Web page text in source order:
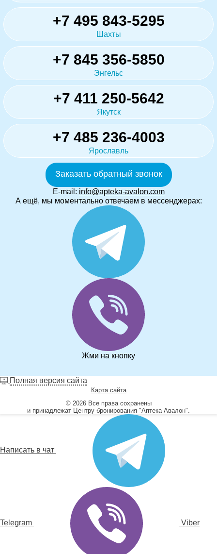
+7 495 843-5295
Шахты
+7 845 356-5850
Энгельс
+7 411 250-5642
Якутск
+7 485 236-4003
Ярославль
Заказать обратный звонок
E-mail: info@apteka-avalon.com
А ещё, мы моментально отвечаем в мессенджерах:
Жми на кнопку
Полная версия сайта
Карта сайта
© 2026 Все права сохранены
и принадлежат Центру бронирования "Аптека Авалон".
Написать в чат
Telegram Viber